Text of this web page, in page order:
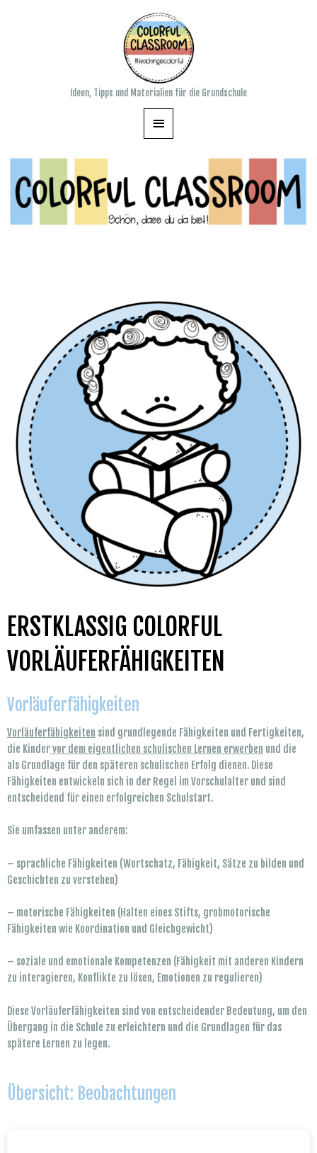
Ideen, Tipps und Materialien für die Grundschule
ERSTKLASSIG COLORFUL
VORLÄUFERFÄHIGKEITEN
Vorläuferfähigkeiten
Vorläuferfähigkeiten sind grundlegende Fähigkeiten und Fertigkeiten,
die Kindervor dem eigentlichen schulischen Lernen erwerben und die
als Grundlage für den späteren schulischen Erfolg dienen. Diese
Fähigkeiten entwickeln sich in der Regel im Vorschulalter und sind
entscheidend für einen erfolgreichen Schulstart.
Sie umfassen unter anderem:
– sprachliche Fähigkeiten (Wortschatz, Fähigkeit, Sätze zu bilden und
Geschichten zu verstehen)
– motorische Fähigkeiten (Halten eines Stifts, grobmotorische
Fähigkeiten wie Koordination und Gleichgewicht)
– soziale und emotionale Kompetenzen (Fähigkeit mit anderen Kindern
zu interagieren, Konflikte zu lösen, Emotionen zu regulieren)
Diese Vorläuferfähigkeiten sind von entscheidender Bedeutung, um den
Übergang in die Schule zu erleichtern und die Grundlagen für das
spätere Lernen zu legen.
Übersicht: Beobachtungen